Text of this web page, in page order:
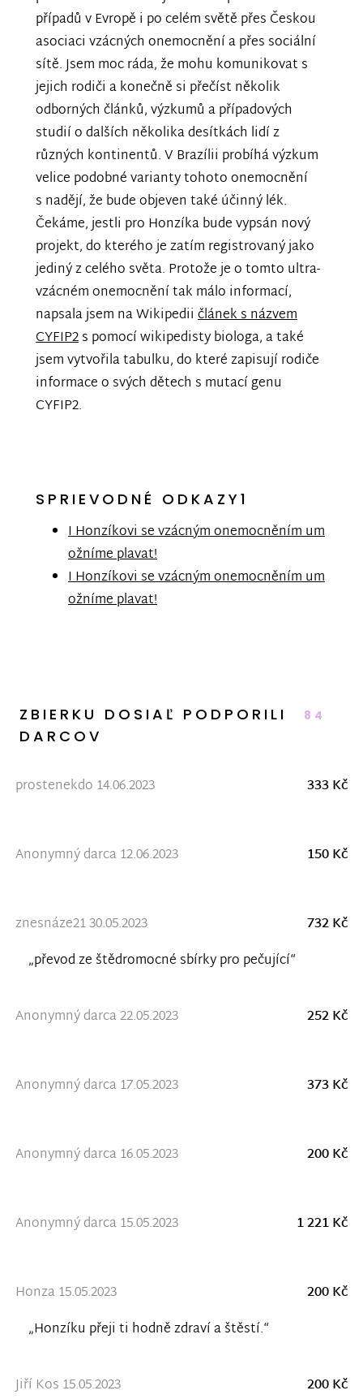
případů v Evropě i po celém světě přes Českou
asociaci vzácných onemocnění a přes sociální
sítě. Jsem moc ráda, že mohu komunikovat s
jejich rodiči a konečně si přečíst několik
odborných článků, výzkumů a případových
studií o dalších několika desítkách lidí z
různých kontinentů. V Brazílii probíhá výzkum
velice podobné varianty tohoto onemocnění
s nadějí, že bude objeven také účinný lék.
Čekáme, jestli pro Honzíka bude vypsán nový
projekt, do kterého je zatím registrovaný jako
jediný z celého světa. Protože je o tomto ultra-
vzácném onemocnění tak málo informací,
napsala jsem na Wikipedii článek s názvem
CYFIP2s pomocí wikipedisty biologa, a také
jsem vytvořila tabulku, do které zapisují rodiče
informace o svých dětech s mutací genu
CYFIP2.
SPRIEVODNÉ ODKAZY1
I Honzíkovi se vzácným onemocněním um
ožníme plavat!
I Honzíkovi se vzácným onemocněním um
ožníme plavat!
ZBIERKU DOSIAĽ PODPORILI 84
DARCOV
prostenekdo 14.06.2023 333 Kč
Anonymný darca 12.06.2023 150 Kč
znesnáze21 30.05.2023
732 Kč
„převod ze štědromocné sbírky pro pečující“
Anonymný darca 22.05.2023 252 Kč
Anonymný darca 17.05.2023 373 Kč
Anonymný darca 16.05.2023 200 Kč
Anonymný darca 15.05.2023 1 221 Kč
Honza 15.05.2023
200 Kč
„Honzíku přeji ti hodně zdraví a štěstí.“
Jiří Kos 15.05.2023
200 Kč